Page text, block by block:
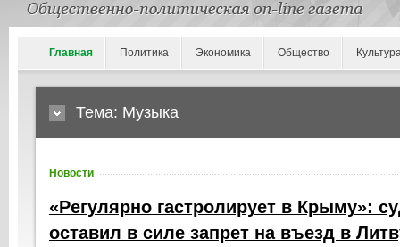
Главная Политика Экономика Общество
Тема: Музыка
Новости
«Регулярно гастролирует в Крыму»:
оставил в силе запрет на въезд в